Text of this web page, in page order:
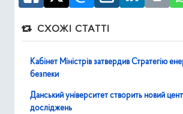
СХОЖІ СТАТТІ
Кабінет Міністрів затвердив Стратегію
безпеки
Данський університет створить новий
досліджень